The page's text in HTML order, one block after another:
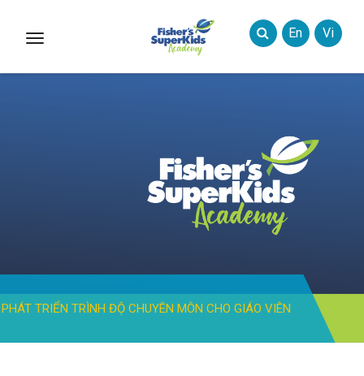
Toggle
En Vi
PHÁT TRIỂN TRÌNH ĐỘ CHUYÊN MÔN CHO GIÁO VIÊN